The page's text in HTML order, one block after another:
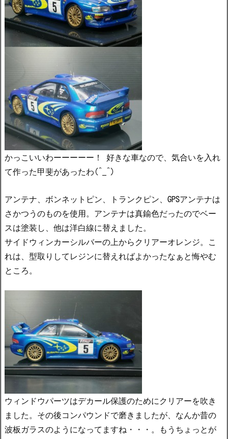
かっこいいわーーーーー！ 好きな車なので、気合いを入れ
て作った甲斐があったわ(^_^)
アンテナ、ボンネットピン、トランクピン、GPSアンテナは
さかつうのものを使用。アンテナは真鍮色だったのでベー
スは塗装し、他は洋白線に替えました。
サイドウィンカーシルバーの上からクリアーオレンジ。こ
れは、型取りしてレジンに替えればよかったなぁと悔やむ
ところ。
ウィンドウパーツはデカール保護のためにクリアーを吹き
ました。その後コンパウンドで磨きましたが、なんか昔の
波板ガラスのようになってますね・・・。もうちょっとが